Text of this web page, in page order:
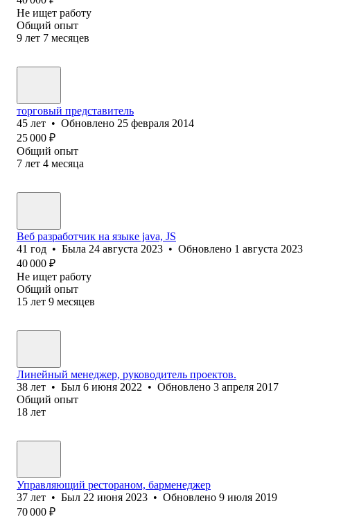
Не ищет работу
Общий опыт
9 лет 7 месяцев
торговый представитель
45 лет • Обновлено 25 февраля 2014
25 000 ₽
Общий опыт
7 лет 4 месяца
Веб разработчик на языке java, JS
41 год • Была 24 августа 2023 • Обновлено 1 августа 2023
40 000 ₽
Не ищет работу
Общий опыт
15 лет 9 месяцев
Линейный менеджер, руководитель проектов.
38 лет • Был 6 июня 2022 • Обновлено 3 апреля 2017
Общий опыт
18 лет
Управляющий рестораном, барменеджер
37 лет • Был 22 июня 2023 • Обновлено 9 июля 2019
70 000 ₽